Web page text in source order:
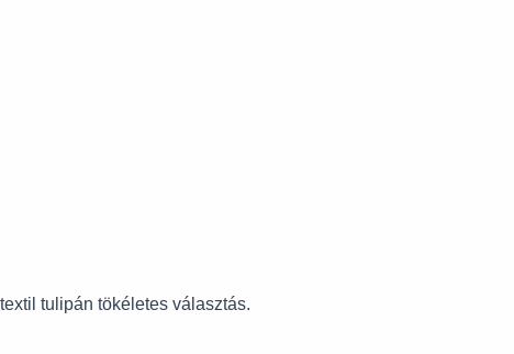
tulipán tökéletes választás.